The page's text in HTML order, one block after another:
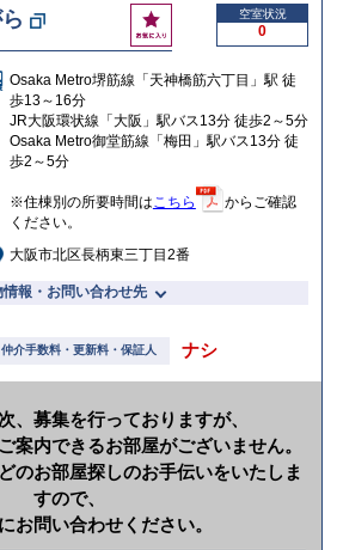
お
気
入
空室状況
0
Osaka Metro堺筋線「天神橋筋六丁目」駅 徒
歩13～16分
JR大阪環状線「大阪」駅バス13分 徒歩2～5分
Osaka Metro御堂筋線「梅田」駅バス13分 徒
歩2～5分
※住棟別の所要時間はこちら
からご確認
ください。
大阪市北区長柄東三丁目2番
情報・お問い合わせ先
介手数料・更新料・保証人 ナシ
、募集を行っておりますが、
案内できるお部屋がございません。
のお部屋探しのお手伝いをいたしま
すので、
お問い合わせください。